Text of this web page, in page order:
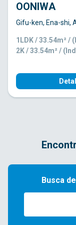
OONIWA
Gifu-ken, Ena-shi,
1LDK / 33.54m² /
2K / 33.54m² /
Busca